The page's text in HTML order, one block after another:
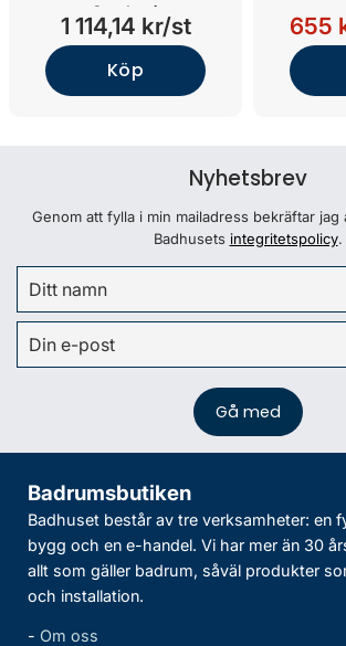
Smokey)
1 114,14 kr/st
Köp
655
Nyhetsbrev
Genom att fylla i min mailadress bekräftar jag
Badhusets integritetspolicy.
Badrumsbutiken
Badhuset består av tre verksamheter: en
bygg och en e-handel. Vi har mer än 30
allt som gäller badrum, såväl produkter
och installation.
- Om oss